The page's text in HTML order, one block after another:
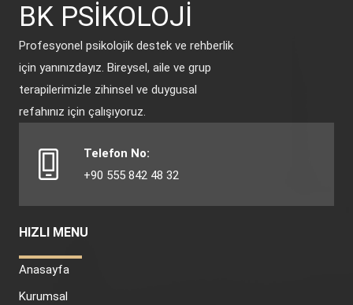
BK PSİKOLOJİ
Profesyonel psikolojik destek ve rehberlik
için yanınızdayız. Bireysel, aile ve grup
terapilerimizle zihinsel ve duygusal
refahınız için çalışıyoruz.
Telefon No:
+90 555 842 48 32
HIZLI MENU
Anasayfa
Kurumsal